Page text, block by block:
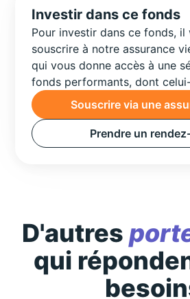
Investir dans ce fonds
Pour investir dans ce fonds,
souscrire à notre assurance
qui vous donne accès à une
fonds performants, dont
Souscrire via une
Prendre un
D'autres
qui